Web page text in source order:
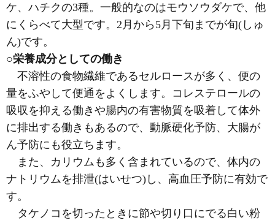
ケ、ハチクの3種。一般的なのはモウソウダケで、他
にくらべて大型です。2月から5月下旬までが旬(しゅ
ん)です。
○栄養成分としての働き
不溶性の食物繊維であるセルロースが多く、便の
量をふやして便通をよくします。コレステロールの
吸収を抑える働きや腸内の有害物質を吸着して体外
に排出する働きもあるので、動脈硬化予防、大腸が
ん予防にも役立ちます。
また、カリウムも多く含まれているので、体内の
ナトリウムを排泄(はいせつ) し、高血圧予防に有効で
す。
タケノコを切ったときに節や切り口にでる白い粉